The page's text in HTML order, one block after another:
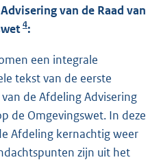
van de Raad van
4:
een integrale
tekst van de eerste
de Afdeling Advisering
de Omgevingswet. In deze
Afdeling kernachtig weer
zijn uit het